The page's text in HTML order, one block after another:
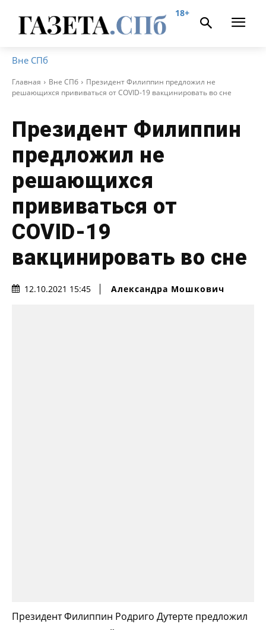
18+
Вне СПб
Главная Вне СПб
Президент Филиппин предложил не
решающихся прививаться от COVID-19 вакцинировать во сне
Президент Филиппин
предложил не
решающихся
прививаться от
COVID-19
вакцинировать во сне
12.10.2021 15:45 Александра Мошкович
Президент Филиппин Родриго Дутерте предложил